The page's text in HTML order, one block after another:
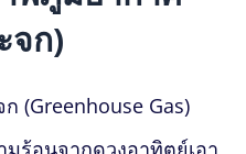
จก)
(Greenhouse Gas)
ร้อนจากดวงอาทิตย์เอา